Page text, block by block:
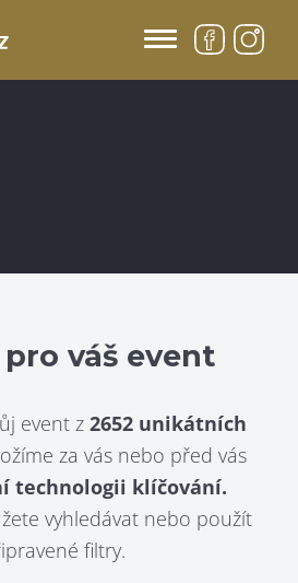
váš event
event z 2652 unikátních
za vás nebo před vás
technologii klíčování.
vyhledávat nebo použít
filtry.